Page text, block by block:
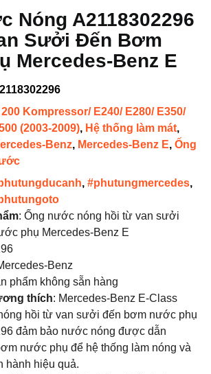
Nóng A2118302296
Sưởi Đến Bơm
Mercedes-Benz E
200 Kompressor/ E240/ E280/ E350/
(2003-2009), Hệ thống làm mát,
Benz, Mercedes-Benz E, Ống
, #phutungmercedes,
: Ống nước nóng hồi từ van sưởi
phụ Mercedes-Benz E
Benz
phẩm không sẵn hàng
thích: Mercedes-Benz E-Class
hồi từ van sưởi đến bơm nước phụ
đảm bảo nước nóng được dẫn
nước phụ để hệ thống làm nóng và
hành hiệu quả.